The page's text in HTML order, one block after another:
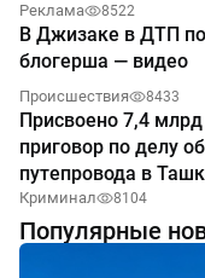
Реклама 8522
В Джизаке в ДТП
блогерша — видео
Происшествия 8433
Присвоено 7,4
приговор по делу
путепровода в
Криминал 8104
Популярные